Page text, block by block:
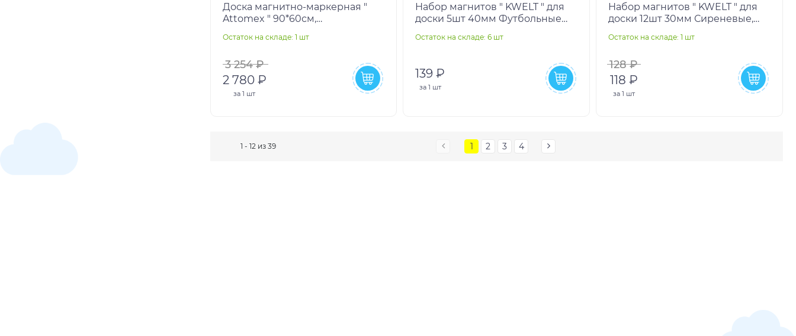
Доска магнитно-маркерная "
Attomex " 90*60см,
маркеров, открытое крепление,
Остаток на складе: 1 шт
3 254 ₽
2 780 ₽
за 1 шт
Набор магнитов " KWELT " для
доски 5шт 40мм Футбольные
блистер, европодвес
Остаток на складе: 6 шт
139 ₽
за 1 шт
Набор магнитов " KWELT " для
доски 12шт 30мм Сиреневые,
европодвес
Остаток на складе: 1 шт
128 ₽
118 ₽
за 1 шт
1 2 3 4
1 - 12 из 39